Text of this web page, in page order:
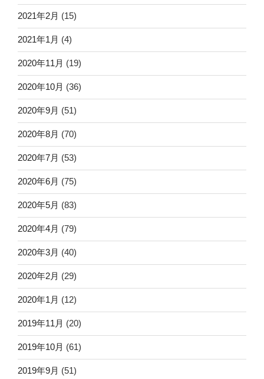
2021年2月 (15)
2021年1月 (4)
2020年11月 (19)
2020年10月 (36)
2020年9月 (51)
2020年8月 (70)
2020年7月 (53)
2020年6月 (75)
2020年5月 (83)
2020年4月 (79)
2020年3月 (40)
2020年2月 (29)
2020年1月 (12)
2019年11月 (20)
2019年10月 (61)
2019年9月 (51)